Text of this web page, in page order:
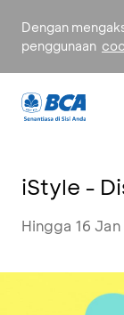
Dengan
penggunaan
iStyle -
Hingga 16